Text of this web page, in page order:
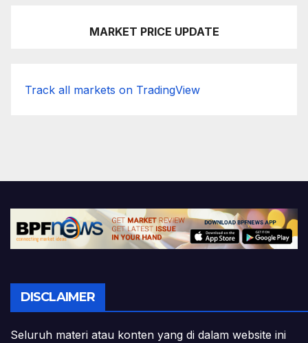
MARKET PRICE UPDATE
Track all markets on TradingView
DISCLAIMER
Seluruh materi atau konten yang di dalam website ini